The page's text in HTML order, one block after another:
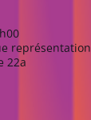
représentation
22a